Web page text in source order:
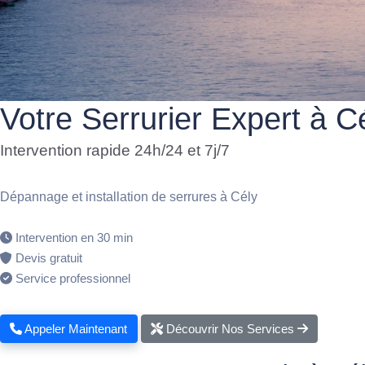
Votre Serrurier Expert à
Intervention rapide 24h/24 et 7j/7
Dépannage et installation de serrures à Cély
Intervention en 30 min
Devis gratuit
Service professionnel
Appeler Maintenant Découvrir Nos Services